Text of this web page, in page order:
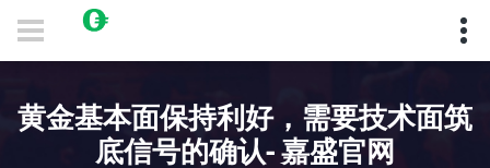
黄金基本面保持利好，需要技术面筑
底信号的确认- 嘉盛官网